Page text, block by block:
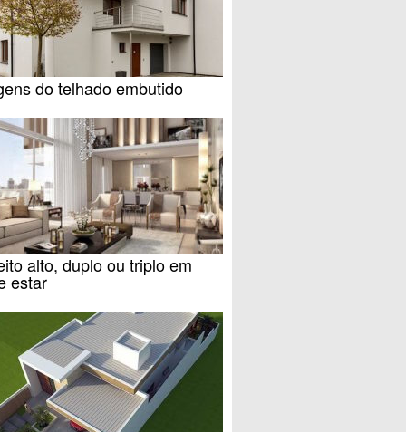
do telhado embutido
alto, duplo ou triplo em
estar